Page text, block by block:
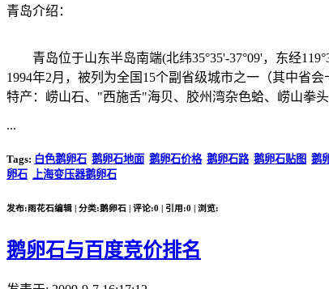
青岛介绍：
青岛位于山东半岛南端(北纬35°35'-37°09'，东经
1994年2月，被列为全国15个副省级城市之一（其中省
特产：崂山石、"西施舌"海贝、胶州湾杂色蛤、崂山拳头
...
Tags: 白色鹅卵石 鹅卵石地面 鹅卵石价格 鹅卵石路 鹅卵石贴图 鹅
卵石
上海变压器鹅卵石
发布:雨花石编辑 | 分类:鹅卵石 | 评论:0 | 引用:0 | 浏览:
鹅卵石与百度竞价排名